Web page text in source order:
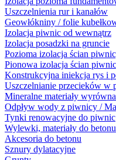
Uszczelnienia rur i kanałów
Geowłókniny / folie
Izolacja piwnic od wewnątrz
Izolacja posadzki na gruncie
Pozioma izolacja ścian
Pionowa izolacja ścian
Konstrukcyjna iniekcja rys i
Uszczelnianie przecieków w
Mineralne materiały
Odpływ wody z piwnicy /
Tynki renowacyjne do piwnic
Wylewki, materiały do betonu
Akcesoria do betonu
Sznury dylatacyjne